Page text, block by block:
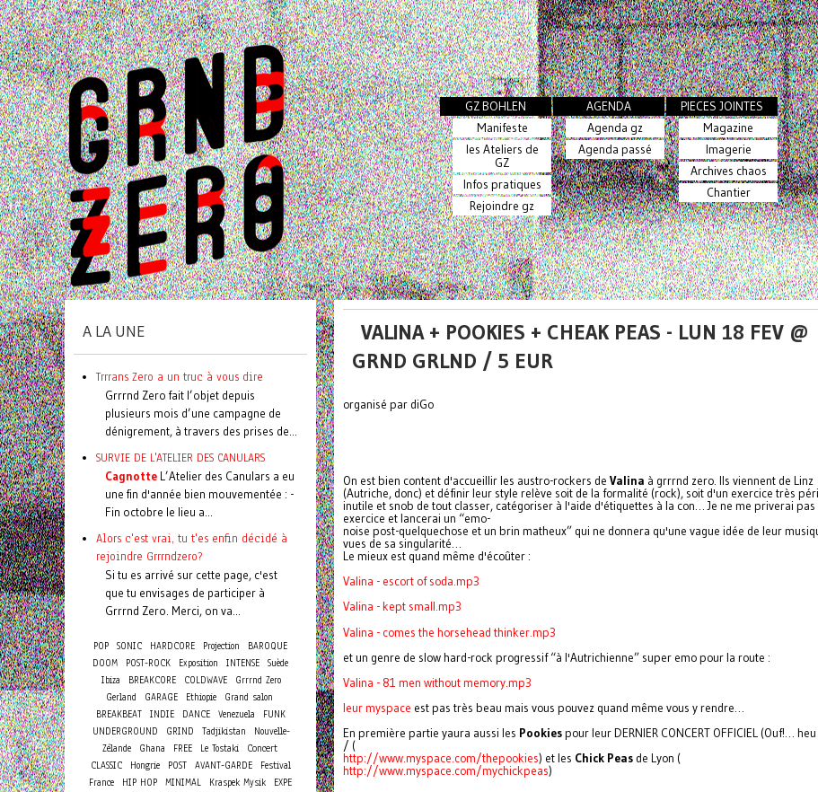
GZ BOHLEN
Manifeste
les Ateliers de
GZ
Infos pratiques
Rejoindre gz
AGENDA
Agenda gz
Agenda passé
PIECES JOINTES
Magazine
Imagerie
Archives chaos
Chantier
VALINA + POOKIES + CHEAK PEAS - LUN 18 FEV @
GRND GRLND / 5 EUR
organisé par diGo
On est bien content d'accueillir les austro-rockers de Valina à grrrnd zero. Ils viennent de Linz
(Autriche, donc) et définir leur style relève soit de la formalité (rock), soit d'un exercice très
inutile et snob de tout classer, catégoriser à l'aide d'étiquettes à la con… Je ne me priverai
exercice et lancerai un “emo-
noise post-quelquechose et un brin matheux” qui ne donnera qu'une vague idée de leur
vues de sa singularité…
Le mieux est quand même d'écoûter :
Valina - escort of soda.mp3
Valina - kept small.mp3
Valina - comes the horsehead thinker.mp3
et un genre de slow hard-rock progressif “à l'Autrichienne” super emo pour la route :
Valina - 81 men without memory.mp3
leurmyspace est pas très beau mais vous pouvez quand même vous y rendre…
En première partie yaura aussi les Pookiespour leur DERNIER CONCERT OFFICIEL (Ouf!…
/ (
http://www.myspace.com/thepookies) et les Chick Peas de Lyon (
http://www.myspace.com/mychickpeas)
A LA UNE
Trrrans Zero a un truc à vous dire
Grrrnd Zero fait l’objet depuis
plusieurs mois d’une campagne de
dénigrement, à travers des prises de...
SURVIE DE L'ATELIER DES CANULARS
Cagnotte L’Atelier des Canulars a eu
une fin d'année bien mouvementée : -
Fin octobre le lieu a...
Alors c'est vrai, tu t'es enfin décidé à
rejoindre Grrrndzero?
Si tu es arrivé sur cette page, c'est
que tu envisages de participer à
Grrrnd Zero. Merci, on va...
POP SONIC HARDCORE Projection
BAROQUE
DOOM
POST-ROCK Exposition INTENSE Suède
Ibiza
BREAKCORE COLDWAVE
Grrrnd Zero
Gerland
GARAGE Ethiopie
Grand salon
BREAKBEAT
INDIE DANCE Venezuela
FUNK
UNDERGROUND
GRIND Tadjikistan
Nouvelle-
Zélande
Ghana FREE Le Tostaki Concert
CLASSIC Hongrie POST AVANT-GARDE
Festival
France
HIP HOP MINIMAL Kraspek Mysik
EXPE